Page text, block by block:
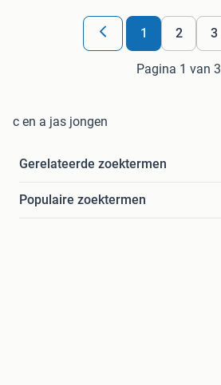
1 2 3
Pagina 1 van 3
c en a jas jongen
Gerelateerde zoektermen
Populaire zoektermen